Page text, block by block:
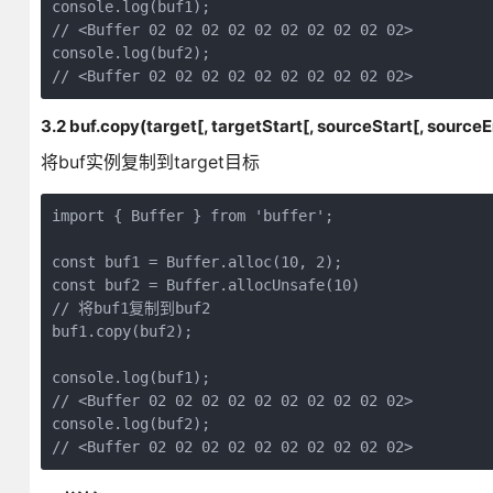
console.log(buf1);
// <Buffer 02 02 02 02 02 02 02 02 02 02>
console.log(buf2);
// <Buffer 02 02 02 02 02 02 02 02 02 02>
3.2 buf.copy(target[, targetStart[, sourceStart[,
将buf实例复制到target目标
import { Buffer } from 'buffer';
const buf1 = Buffer.alloc(10, 2);
const buf2 = Buffer.allocUnsafe(10)
// 将buf1复制到buf2
buf1.copy(buf2);
console.log(buf1);
// <Buffer 02 02 02 02 02 02 02 02 02 02>
console.log(buf2);
// <Buffer 02 02 02 02 02 02 02 02 02 02>